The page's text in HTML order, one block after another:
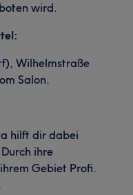
wird.
Wilhelmstraße
Salon.
hilft dir dabei
ihre
Gebiet Profi.